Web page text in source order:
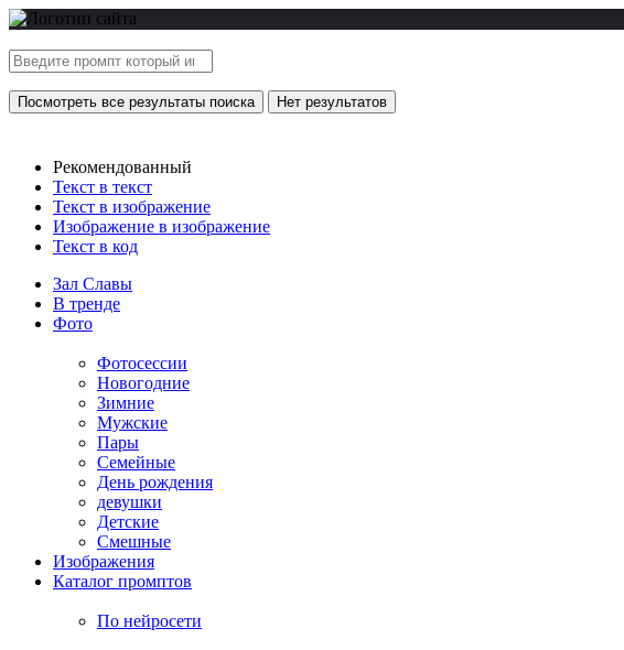
Посмотреть все результаты поиска Нет результатов
Рекомендованный
Текст в текст
Текст в изображение
Изображение в изображение
Текст в код
Зал Славы
В тренде
Фото
Фотосессии
Новогодние
Зимние
Мужские
Пары
Семейные
День рождения
девушки
Детские
Смешные
Изображения
Каталог промптов
По нейросети